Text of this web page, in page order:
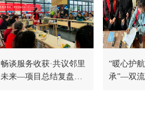
畅谈服务收获·共议邻里
未来—项目总结复盘沙
“暖心护
承”—双